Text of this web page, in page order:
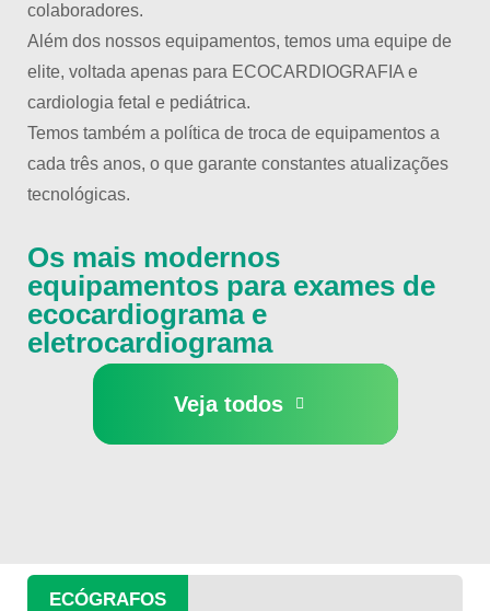
colaboradores.
Além dos nossos equipamentos, temos uma equipe de
elite, voltada apenas para ECOCARDIOGRAFIA e
cardiologia fetal e pediátrica.
Temos também a política de troca de equipamentos a
cada três anos, o que garante constantes atualizações
tecnológicas.
Os mais modernos
equipamentos para exames de
ecocardiograma e
eletrocardiograma
Veja todos
ECÓGRAFOS